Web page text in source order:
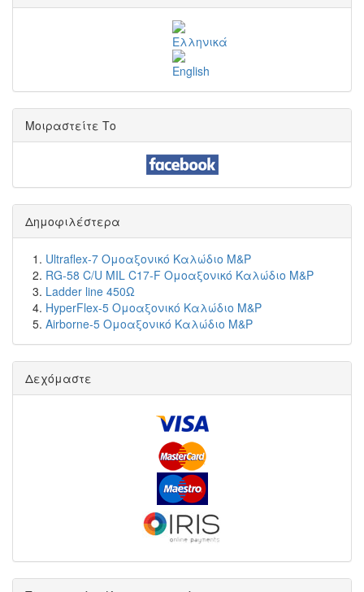
Μοιραστείτε Το
Δημοφιλέστερα
Ultraflex-7 Ομοαξονικό Καλώδιο M&P
RG-58 C/U MIL C17-F Ομοαξονικό Καλώδιο M&P
Ladder line 450Ω
HyperFlex-5 Ομοαξονικό Καλώδιο M&P
Airborne-5 Ομοαξονικό Καλώδιο M&P
Δεχόμαστε